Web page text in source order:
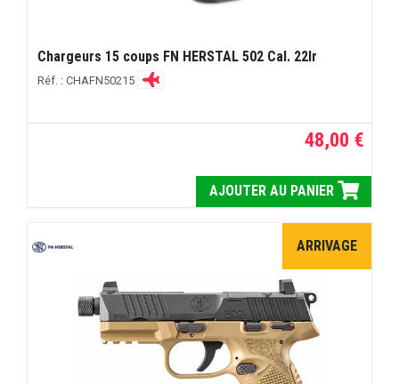
Chargeurs 15 coups FN HERSTAL 502 Cal. 22lr
Réf. : CHAFN50215
48,00 €
AJOUTER AU PANIER
ARRIVAGE